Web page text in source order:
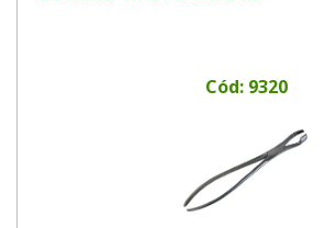
Cód: 9320